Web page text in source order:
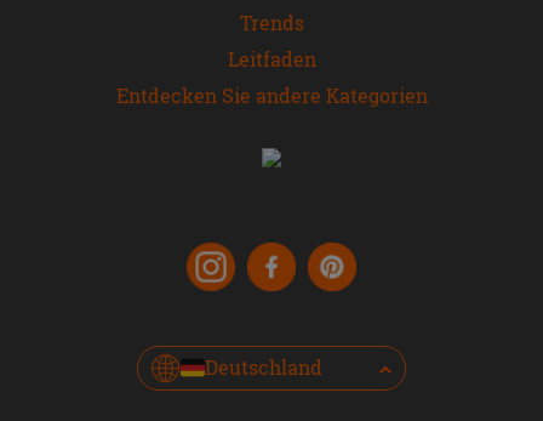
Trends
Leitfaden
Entdecken Sie andere Kategorien
Deutschland